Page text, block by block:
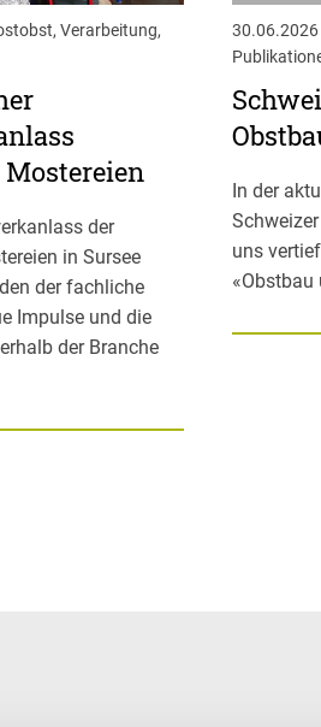
Verarbeitung,
der
in Sursee
der fachliche
Impulse und die
der Branche
30.06.2026
In der
uns
«Obstbau